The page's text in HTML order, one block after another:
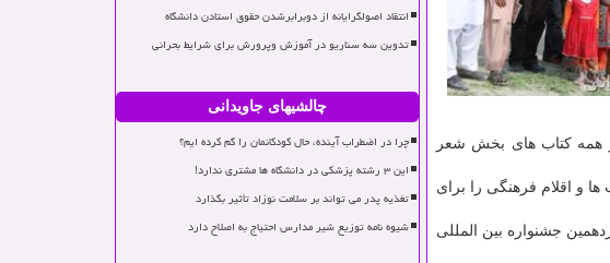
همه كتاب های بخش شعر
و اقلام فرهنگی را برای
جشنواره بین المللی
انتقاد اصولگرایانه از دوبرابرشدن حقوق استادن دانشگاه
تدوین سه سناریو در آموزش وپرورش برای شرایط بحرانی
چالشیهای جاویدانی
چرا در اضطراب آینده، حال کودکانمان را گم کرده ایم؟
این ۳ رشته پزشکی در دانشگاه ها مشتری ندارد!
تغذیه پدر می تواند بر سلامت نوزاد تأثیر بگذارد
شیوه نامه توزیع شیر مدارس احتیاج به اصلاح دارد